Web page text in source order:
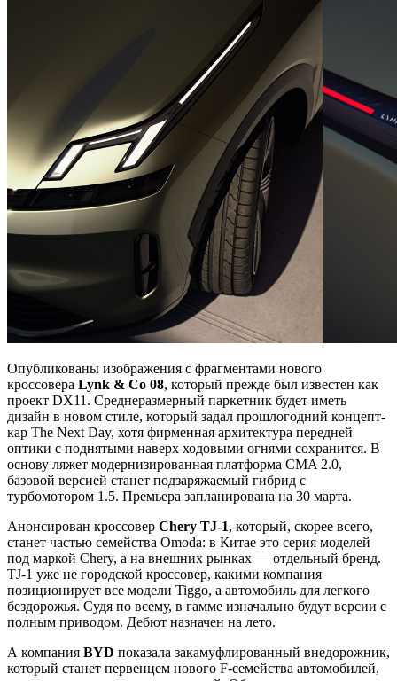
Опубликованы изображения с фрагментами нового
кроссовера Lynk & Co 08, который прежде был известен как
проект DX11. Среднеразмерный паркетник будет иметь
дизайн в новом стиле, который задал прошлогодний концепт-
кар The Next Day, хотя фирменная архитектура передней
оптики с поднятыми наверх ходовыми огнями сохранится. В
основу ляжет модернизированная платформа CMA 2.0,
базовой версией станет подзаряжаемый гибрид с
турбомотором 1.5. Премьера запланирована на 30 марта.
Анонсирован кроссовер Chery TJ-1, который, скорее всего,
станет частью семейства Omoda: в Китае это серия моделей
под маркой Chery, а на внешних рынках — отдельный бренд.
TJ-1 уже не городской кроссовер, какими компания
позиционирует все модели Tiggo, а автомобиль для легкого
бездорожья. Судя по всему, в гамме изначально будут версии с
полным приводом. Дебют назначен на лето.
А компания BYD показала закамуфлированный внедорожник,
который станет первенцем нового F-семейства автомобилей,